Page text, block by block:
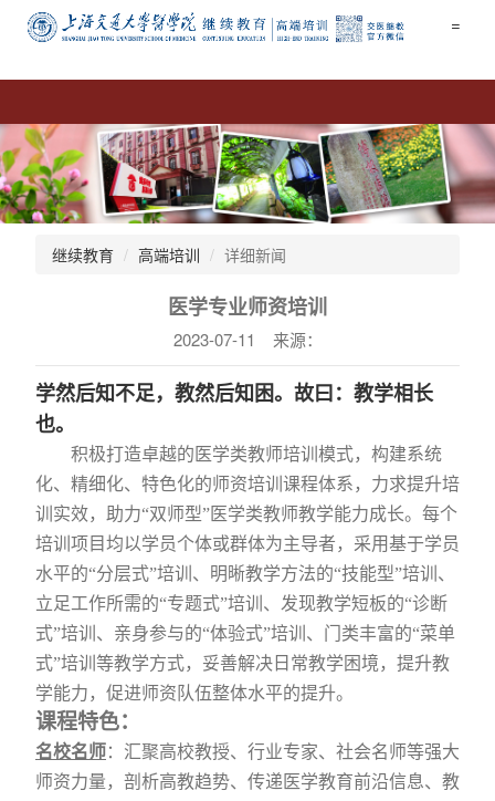
=
继续教育 高端培训 详细新闻
医学专业师资培训
2023-07-11 来源：
学然后知不足，教然后知困。故曰：教学相长
也。
积极打造卓越的医学类教师培训模式，构建系统
化、精细化、特色化的师资培训课程体系，力求提升培
训实效，助力“双师型”医学类教师教学能力成长。每个
培训项目均以学员个体或群体为主导者，采用基于学员
水平的“分层式”培训、明晰教学方法的“技能型”培训、
立足工作所需的“专题式”培训、发现教学短板的“诊断
式”培训、亲身参与的“体验式”培训、门类丰富的“菜单
式”培训等教学方式，妥善解决日常教学困境，提升教
学能力，促进师资队伍整体水平的提升。
课程特色：
名校名师：汇聚高校教授、行业专家、社会名师等强大
师资力量，剖析高教趋势、传递医学教育前沿信息、教